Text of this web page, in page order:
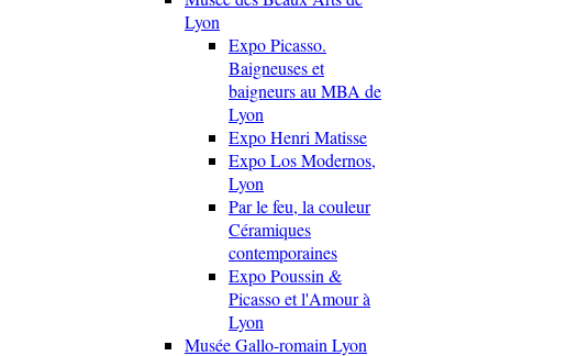
Lyon
Expo Picasso.
Baigneuses et
baigneurs au MBA de
Lyon
Expo Henri Matisse
Expo Los Modernos,
Lyon
Par le feu, la couleur
Céramiques
contemporaines
Expo Poussin &
Picasso et l'Amour à
Lyon
Musée Gallo-romain Lyon